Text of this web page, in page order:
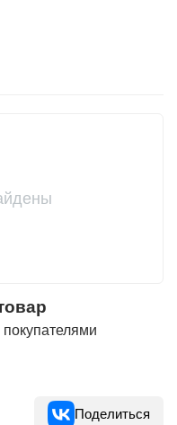
Поделиться